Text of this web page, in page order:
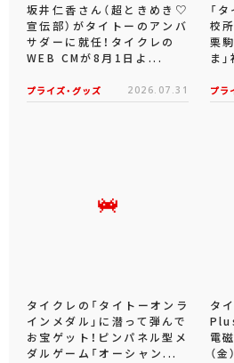
坂井仁香さん（超ときめき♡
宣伝部）がタイトーのアンバ
サダーに就任！タイクレの
WEB CMが8月1日よ...
プライズ・グッズ 2026.07.31
「
校
栗
ま
プラ
タイクレの「タイトーオンラ
インメダル」に潜って弾んで
お宝ゲット！ピンパネル型メ
ダルゲーム「オーシャン...
タ
電
（金